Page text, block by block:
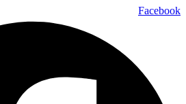
Facebook